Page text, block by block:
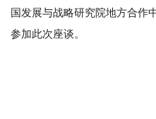
国发展与战略研究院地方合作
参加此次座谈。